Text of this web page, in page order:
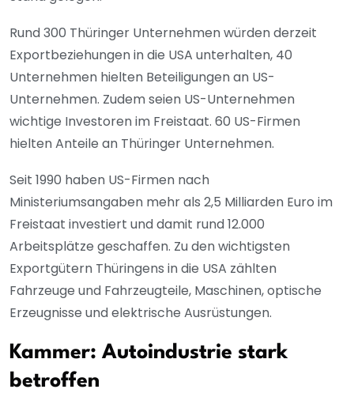
Rund 300 Thüringer Unternehmen würden derzeit
Exportbeziehungen in die USA unterhalten, 40
Unternehmen hielten Beteiligungen an US-
Unternehmen. Zudem seien US-Unternehmen
wichtige Investoren im Freistaat. 60 US-Firmen
hielten Anteile an Thüringer Unternehmen.
Seit 1990 haben US-Firmen nach
Ministeriumsangaben mehr als 2,5 Milliarden Euro im
Freistaat investiert und damit rund 12.000
Arbeitsplätze geschaffen. Zu den wichtigsten
Exportgütern Thüringens in die USA zählten
Fahrzeuge und Fahrzeugteile, Maschinen, optische
Erzeugnisse und elektrische Ausrüstungen.
Kammer: Autoindustrie stark
betroffen